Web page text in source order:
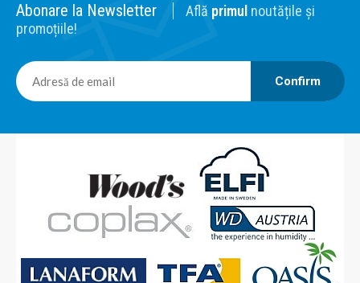
2.465,00 Lei
Adaugă în Coş
Comparaţie
Umidificator cu evaporare WDB600 LAMPA UV
Set complet umidificare WDB 600: contine umidificatorul
WDB 450, lampa UV. Umidificator destinat aplicatiilor
casnice, bibliotecilor, muzeelor, industriei, tipografiilor etc.
Principiul de umidificare: evaporarea apei reci, un mod
Abonare la Newsletter Află primul noutățile și
promoțiile!
Confirm